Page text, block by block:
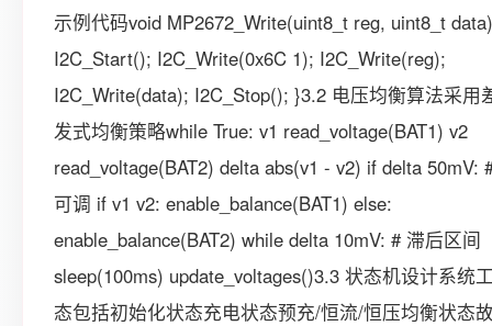
示例代码void MP2672_Write(uint8_t reg, uint8_t
I2C_Start(); I2C_Write(0x6C 1); I2C_Write(reg);
I2C_Write(data); I2C_Stop(); }3.2 电压均衡算法采用
发式均衡策略while True: v1 read_voltage(BAT1) v2
read_voltage(BAT2) delta abs(v1 - v2) if delta 50mV:
可调 if v1 v2: enable_balance(BAT1) else:
enable_balance(BAT2) while delta 10mV: # 滞后区间
sleep(100ms) update_voltages()3.3 状态机设计系统
态包括初始化状态充电状态预充/恒流/恒压均衡状态